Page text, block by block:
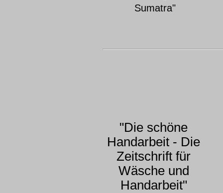
Sumatra"
"Die schöne
Handarbeit - Die
Zeitschrift für
Wäsche und
Handarbeit"